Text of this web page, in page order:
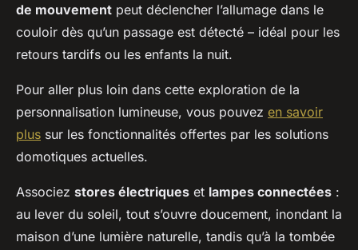
de mouvement peut déclencher l’allumage dans le
couloir dès qu’un passage est détecté – idéal pour les
retours tardifs ou les enfants la nuit.
Pour aller plus loin dans cette exploration de la
personnalisation lumineuse, vous pouvez en savoir
plus sur les fonctionnalités offertes par les solutions
domotiques actuelles.
Associez stores électriques et lampes connectées :
au lever du soleil, tout s’ouvre doucement, inondant la
maison d’une lumière naturelle, tandis qu’à la tombée